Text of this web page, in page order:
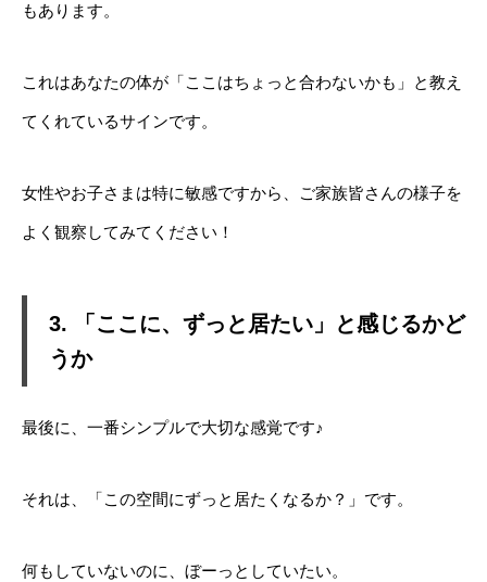
もあります。
これはあなたの体が「ここはちょっと合わないかも」と教え
てくれているサインです。
女性やお子さまは特に敏感ですから、ご家族皆さんの様子を
よく観察してみてください！
3. 「ここに、ずっと居たい」と感じるかど
うか
最後に、一番シンプルで大切な感覚です♪
それは、「この空間にずっと居たくなるか？」です。
何もしていないのに、ぼーっとしていたい。